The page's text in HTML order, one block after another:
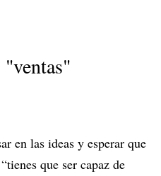
"ventas"
en las ideas y esperar que
que ser capaz de